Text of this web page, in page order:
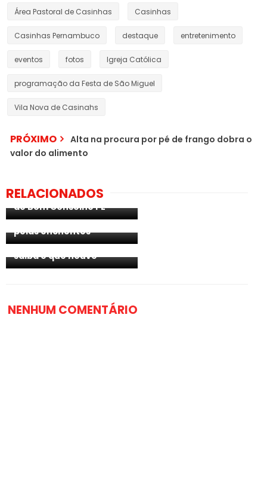
Área Pastoral de Casinhas Casinhas
Casinhas Pernambuco destaque entretenimento
eventos fotos Igreja Católica
programação da Festa de São Miguel
Vila Nova de Casinahs
PRÓXIMO
Alta na procura por pé de frango dobra o
valor do alimento
RELACIONADOS
milhão pela Prefeitura
de Bom Conselho PE
Prefeito do Recife
suspende o São João e
destina 15 milhões para
às famílias atingidas
pelas enchentes
fãs com rosto
deformado em show;
saiba o que houve
NENHUM COMENTÁRIO